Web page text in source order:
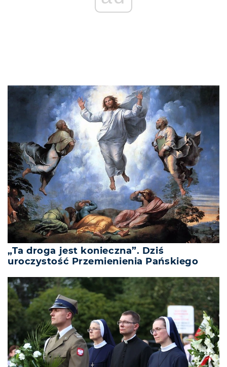
„Ta droga jest konieczna”. Dziś
uroczystość Przemienienia Pańskiego